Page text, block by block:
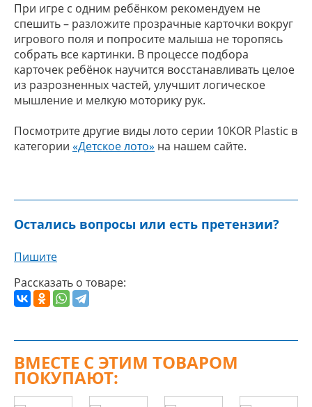
При игре с одним ребёнком рекомендуем не
спешить – разложите прозрачные карточки вокруг
игрового поля и попросите малыша не торопясь
собрать все картинки. В процессе подбора
карточек ребёнок научится восстанавливать целое
из разрозненных частей, улучшит логическое
мышление и мелкую моторику рук.
Посмотрите другие виды лото серии 10KOR Plastic в
категории «Детское лото» на нашем сайте.
Остались вопросы или есть претензии?
Пишите
Рассказать о товаре:
ВМЕСТЕ С ЭТИМ ТОВАРОМ
ПОКУПАЮТ: